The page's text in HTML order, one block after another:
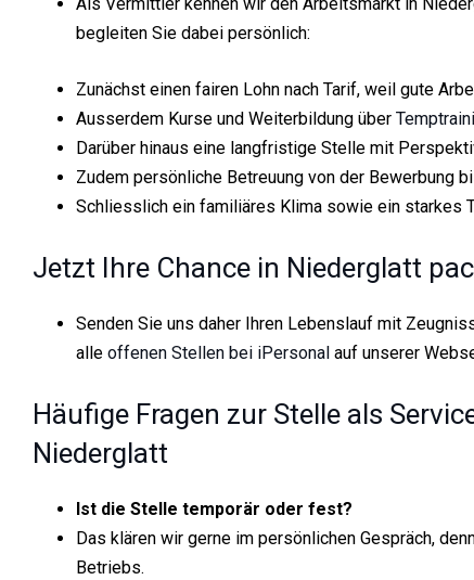
Als Vermittler kennen wir den Arbeitsmarkt in
begleiten Sie dabei persönlich:
Zunächst einen fairen Lohn nach Tarif, weil gute
Ausserdem Kurse und Weiterbildung über
Darüber hinaus eine langfristige Stelle mit
Zudem persönliche Betreuung von der Bewerbung
Schliesslich ein familiäres Klima sowie ein starkes
Jetzt Ihre Chance in Niederglatt
Senden Sie uns daher Ihren Lebenslauf mit
alle offenen Stellen bei iPersonal auf unserer
Häufige Fragen zur Stelle als
Niederglatt
Ist die Stelle temporär oder fest?
Das klären wir gerne im persönlichen Gespräch,
Betriebs.